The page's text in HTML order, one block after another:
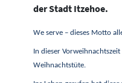
der Stadt Itzehoe.
We serve – dieses Motto
In dieser
Weihnachtstüte.